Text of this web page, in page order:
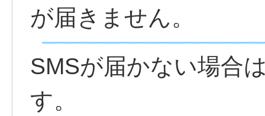
が届きません。
SMSが届かない場合
す。